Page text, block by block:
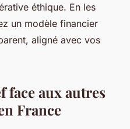
éthique. En les
un modèle financier
aligné avec vos
face aux autres
France